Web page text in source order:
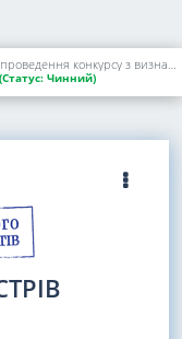
Про внесення зміни до Порядку проведення конкурсу з визначення програм (проектів, заходів), розроблених інститутами громадянського суспільства, для виконання (реалізації) яких надається фінансова підтримка
(Статус: Чинний)